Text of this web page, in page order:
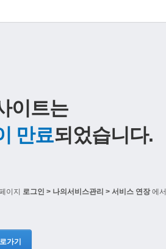
이트는
만료되었습니다.
이지 로그인 > 나의서비스관리 > 서비스 연장에서
가기